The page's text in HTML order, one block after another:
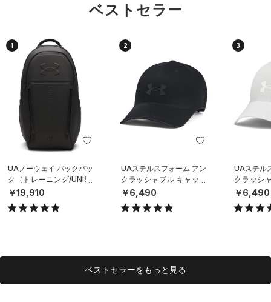
ベストセラー
1
UAノーウェイ バックパッ
ク（トレーニング/UNISE
X）
￥19,910
2
UAステルスフォーム アン
クラッシャブル キャップ
（ライフスタイル/UNISE
X）
￥6,490
3
UAステル
クラッシ
（ライフ
X）
￥6,490
ベストセラーをもっと見る